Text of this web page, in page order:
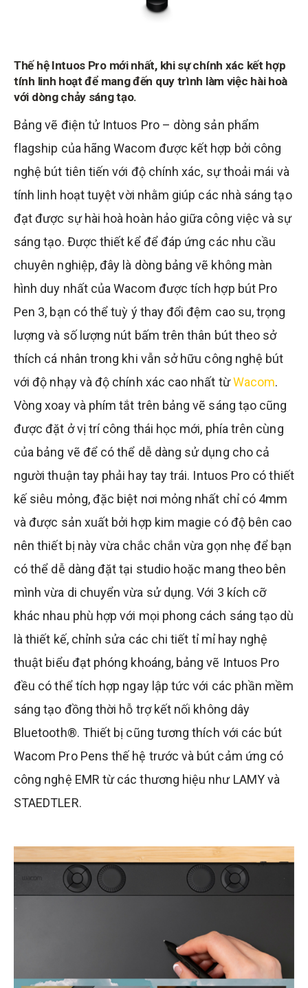
Thế hệ Intuos Pro mới nhất, khi sự chính xác kết hợp
tính linh hoạt để mang đến quy trình làm việc hài hoà
với dòng chảy sáng tạo.
Bảng vẽ điện tử Intuos Pro – dòng sản phẩm
flagship của hãng Wacom được kết hợp bởi công
nghệ bút tiên tiến với độ chính xác, sự thoải mái và
tính linh hoạt tuyệt vời nhằm giúp các nhà sáng tạo
đạt được sự hài hoà hoàn hảo giữa công việc và sự
sáng tạo. Được thiết kể để đáp ứng các nhu cầu
chuyên nghiệp, đây là dòng bảng vẽ không màn
hình duy nhất của Wacom được tích hợp bút Pro
Pen 3, bạn có thể tuỳ ý thay đổi đệm cao su, trọng
lượng và số lượng nút bấm trên thân bút theo sở
thích cá nhân trong khi vẫn sở hữu công nghệ bút
với độ nhạy và độ chính xác cao nhất từWacom.
Vòng xoay và phím tắt trên bảng vẽ sáng tạo cũng
được đặt ở vị trí công thái học mới, phía trên cùng
của bảng vẽ để có thể dễ dàng sử dụng cho cả
người thuận tay phải hay tay trái. Intuos Pro có thiết
kế siêu mỏng, đặc biệt nơi mỏng nhất chỉ có 4mm
và được sản xuất bởi hợp kim magie có độ bên cao
nên thiết bị này vừa chắc chắn vừa gọn nhẹ để bạn
có thể dễ dàng đặt tại studio hoặc mang theo bên
mình vừa di chuyển vừa sử dụng. Với 3 kích cỡ
khác nhau phù hợp với mọi phong cách sáng tạo dù
là thiết kế, chỉnh sửa các chi tiết tỉ mỉ hay nghệ
thuật biểu đạt phóng khoáng, bảng vẽ Intuos Pro
đều có thể tích hợp ngay lập tức với các phần mềm
sáng tạo đồng thời hỗ trợ kết nối không dây
Bluetooth®. Thiết bị cũng tương thích với các bút
Wacom Pro Pens thế hệ trước và bút cảm ứng có
công nghệ EMR từ các thương hiệu như LAMY và
STAEDTLER.